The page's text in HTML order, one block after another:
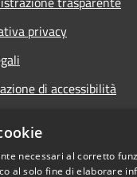
privacy
di accessibilità
necessari al corretto
al solo fine di elaborare